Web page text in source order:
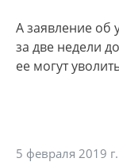
А заявление об
за две недели
ее могут
5 февраля 2019